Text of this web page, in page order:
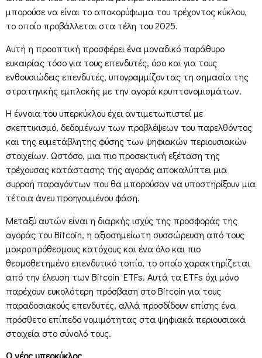
μπορούσε να είναι το αποκορύφωμα του τρέχοντος κύκλου,
το οποίο προβάλλεται στα τέλη του 2025.
Αυτή η προοπτική προσφέρει ένα μοναδικό παράθυρο
ευκαιρίας τόσο για τους επενδυτές, όσο και για τους
ενθουσιώδεις επενδυτές, υπογραμμίζοντας τη σημασία της
στρατηγικής εμπλοκής με την αγορά κρυπτονομισμάτων.
Η έννοια του υπερκύκλου έχει αντιμετωπιστεί με
σκεπτικισμό, δεδομένων των προβλέψεων του παρελθόντος
και της ευμετάβλητης φύσης των ψηφιακών περιουσιακών
στοιχείων. Ωστόσο, μια πιο προσεκτική εξέταση της
τρέχουσας κατάστασης της αγοράς αποκαλύπτει μια
συρροή παραγόντων που θα μπορούσαν να υποστηρίξουν μια
τέτοια άνευ προηγουμένου φάση.
Μεταξύ αυτών είναι η διαρκής ισχύς της προσφοράς της
αγοράς του Bitcoin, η αξιοσημείωτη συσσώρευση από τους
μακροπρόθεσμους κατόχους και ένα όλο και πιο
θεσμοθετημένο επενδυτικό τοπίο, το οποίο χαρακτηρίζεται
από την έλευση των Bitcoin ETFs. Αυτά τα ETFs όχι μόνο
παρέχουν ευκολότερη πρόσβαση στο Bitcoin για τους
παραδοσιακούς επενδυτές, αλλά προσδίδουν επίσης ένα
πρόσθετο επίπεδο νομιμότητας στα ψηφιακά περιουσιακά
στοιχεία στο σύνολό τους.
Ο νέος υπερκύκλος